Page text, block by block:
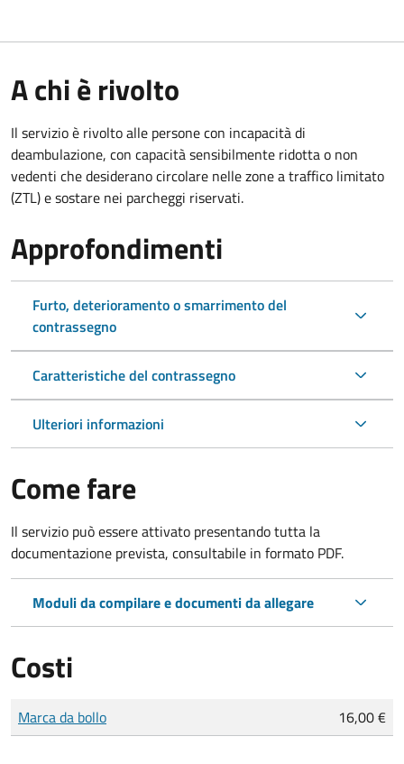
A chi è rivolto
Il servizio è rivolto alle persone con incapacità di
deambulazione, con capacità sensibilmente ridotta o non
vedenti che desiderano circolare nelle zone a traffico limitato
(ZTL) e sostare nei parcheggi riservati.
Approfondimenti
Furto, deterioramento o smarrimento del
contrassegno
Caratteristiche del contrassegno
Ulteriori informazioni
Come fare
Il servizio può essere attivato presentando tutta la
documentazione prevista, consultabile in formato PDF.
Moduli da compilare e documenti da allegare
Costi
Tipo di pagamento
Importo
Marca da bollo 16,00 €